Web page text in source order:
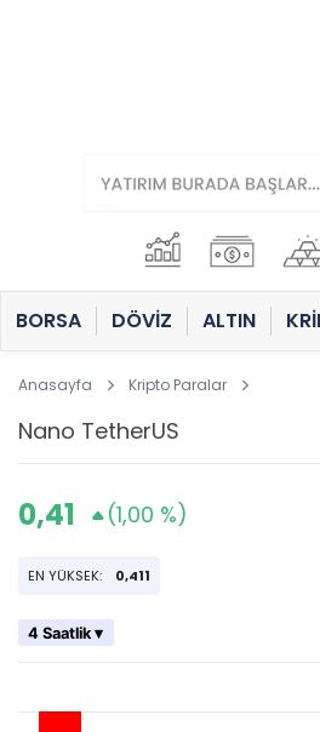
BORSA DÖVİZ ALTIN
Anasayfa Kripto Paralar
0,41 (1,00 %)
EN YÜKSEK: 0,411
4 Saatlik ▾